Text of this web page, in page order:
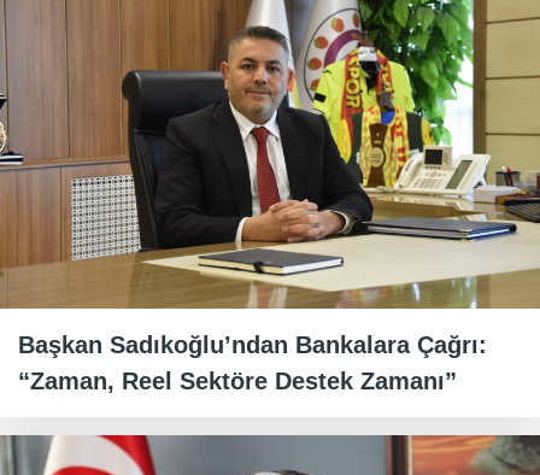
Başkan Sadıkoğlu’ndan Bankalara Çağrı:
“Zaman, Reel Sektöre Destek Zamanı”